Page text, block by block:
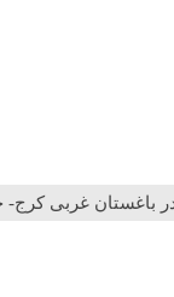
باغستان غربی